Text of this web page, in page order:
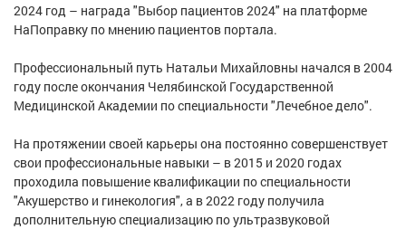
2024 год – награда "Выбор пациентов 2024" на платформе
НаПоправку по мнению пациентов портала.
Профессиональный путь Натальи Михайловны начался в 2004
году после окончания Челябинской Государственной
Медицинской Академии по специальности "Лечебное дело".
На протяжении своей карьеры она постоянно совершенствует
свои профессиональные навыки – в 2015 и 2020 годах
проходила повышение квалификации по специальности
"Акушерство и гинекология", а в 2022 году получила
дополнительную специализацию по ультразвуковой